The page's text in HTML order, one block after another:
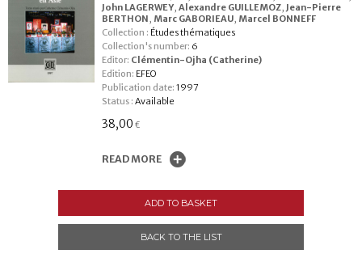
John LAGERWEY, Alexandre GUILLEMOZ, Jean-Pierre
BERTHON, Marc GABORIEAU, Marcel BONNEFF
Collection : Études thématiques
Collection's number: 6
Editor: Clémentin-Ojha (Catherine)
Edition: EFEO
Publication date: 1997
Status : Available
38,00 €
READ MORE
ADD TO BASKET
BACK TO THE LIST